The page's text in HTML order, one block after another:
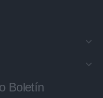
keyboard_arrow_down
keyboard_arrow_down
Boletín